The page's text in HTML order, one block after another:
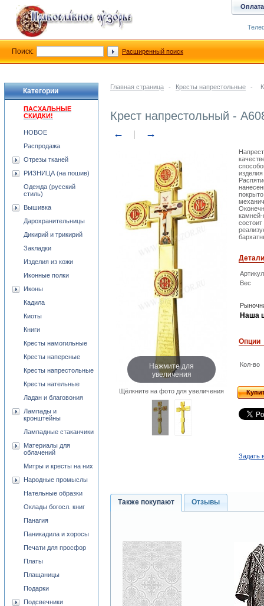
Главная страница - Кресты напрестольные -
Крест напрестольный -
← →
Нажмите для
увеличения
Щёлкните на фото для увеличения
камней-
Детали
Артикул
Вес
Наша
Опции
Кол-во
Задать
Также покупают Отзывы
Категории
ПАСХАЛЬНЫЕ
СКИДКИ!
НОВОЕ
Распродажа
Отрезы тканей
РИЗНИЦА (на пошив)
Одежда (русский
стиль)
Вышивка
Дарохранительницы
Дикирий и трикирий
Закладки
Изделия из кожи
Иконные полки
Иконы
Кадила
Киоты
Книги
Кресты намогильные
Кресты наперсные
Кресты напрестольные
Кресты нательные
Ладан и благовония
Лампады и
кронштейны
Лампадные стаканчики
Материалы для
облачений
Митры и кресты на них
Народные промыслы
Нательные образки
Оклады богосл. книг
Панагия
Паникадила и хоросы
Печати для просфор
Платы
Плащаницы
Подарки
Подсвечники
Оплата
Поиск: Расширенный поиск